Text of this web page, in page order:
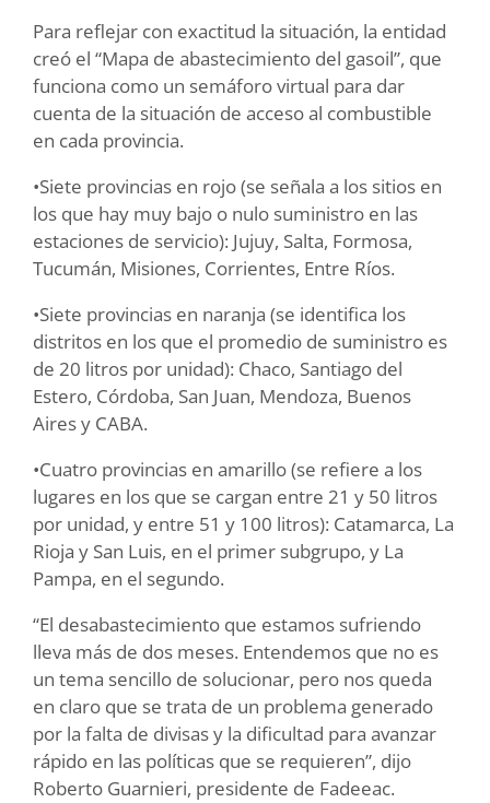
Para reflejar con exactitud la situación, la entidad
creó el “Mapa de abastecimiento del gasoil”, que
funciona como un semáforo virtual para dar
cuenta de la situación de acceso al combustible
en cada provincia.
•Siete provincias en rojo (se señala a los sitios en
los que hay muy bajo o nulo suministro en las
estaciones de servicio): Jujuy, Salta, Formosa,
Tucumán, Misiones, Corrientes, Entre Ríos.
•Siete provincias en naranja (se identifica los
distritos en los que el promedio de suministro es
de 20 litros por unidad): Chaco, Santiago del
Estero, Córdoba, San Juan, Mendoza, Buenos
Aires y CABA.
•Cuatro provincias en amarillo (se refiere a los
lugares en los que se cargan entre 21 y 50 litros
por unidad, y entre 51 y 100 litros): Catamarca, La
Rioja y San Luis, en el primer subgrupo, y La
Pampa, en el segundo.
“El desabastecimiento que estamos sufriendo
lleva más de dos meses. Entendemos que no es
un tema sencillo de solucionar, pero nos queda
en claro que se trata de un problema generado
por la falta de divisas y la dificultad para avanzar
rápido en las políticas que se requieren”, dijo
Roberto Guarnieri, presidente de Fadeeac.